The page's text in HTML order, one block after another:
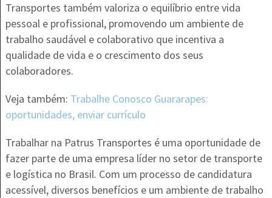
Transportes também valoriza o equilíbrio entre vida
pessoal e profissional, promovendo um ambiente de
trabalho saudável e colaborativo que incentiva a
qualidade de vida e o crescimento dos seus
colaboradores.
Veja também: Trabalhe Conosco Guararapes:
oportunidades, enviar currículo
Trabalhar na Patrus Transportes é uma oportunidade de
fazer parte de uma empresa líder no setor de transporte
e logística no Brasil. Com um processo de candidatura
acessível, diversos benefícios e um ambiente de trabalho